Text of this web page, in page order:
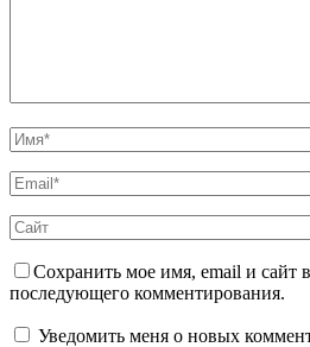
Сохранить мое имя, email и сайт
последующего комментирования.
Уведомить меня о новых